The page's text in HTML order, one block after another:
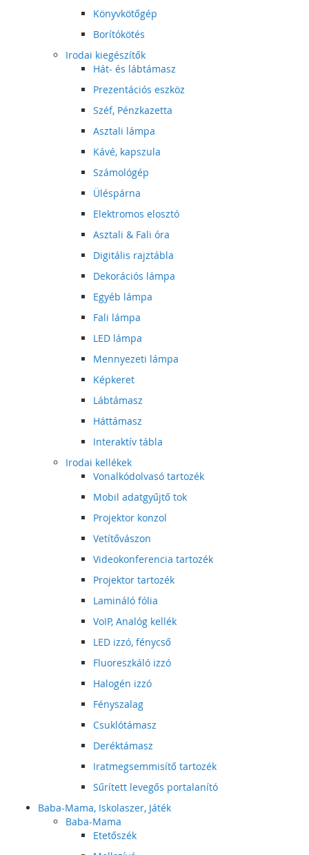
Könyvkötőgép
Borítókötés
Irodai kiegészítők
Hát- és lábtámasz
Prezentációs eszköz
Széf, Pénzkazetta
Asztali lámpa
Kávé, kapszula
Számológép
Üléspárna
Elektromos elosztó
Asztali & Fali óra
Digitális rajztábla
Dekorációs lámpa
Egyéb lámpa
Fali lámpa
LED lámpa
Mennyezeti lámpa
Képkeret
Lábtámasz
Háttámasz
Interaktív tábla
Irodai kellékek
Vonalkódolvasó tartozék
Mobil adatgyűjtő tok
Projektor konzol
Vetítővászon
Videokonferencia tartozék
Projektor tartozék
Lamináló fólia
VoIP, Analóg kellék
LED izzó, fénycső
Fluoreszkáló izzó
Halogén izzó
Fényszalag
Csuklótámasz
Deréktámasz
Iratmegsemmisítő tartozék
Sűrített levegős portalanító
Baba-Mama, Iskolaszer, Játék
Baba-Mama
Etetőszék